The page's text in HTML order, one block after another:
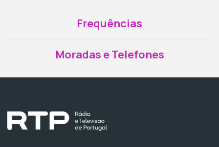
Frequências
Moradas e Telefones